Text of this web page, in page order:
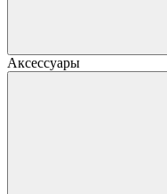
Аксессуары